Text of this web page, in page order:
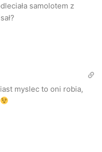
świadkowie
szpitala z urazem szyi.
samolotem z
myslec to oni robia,